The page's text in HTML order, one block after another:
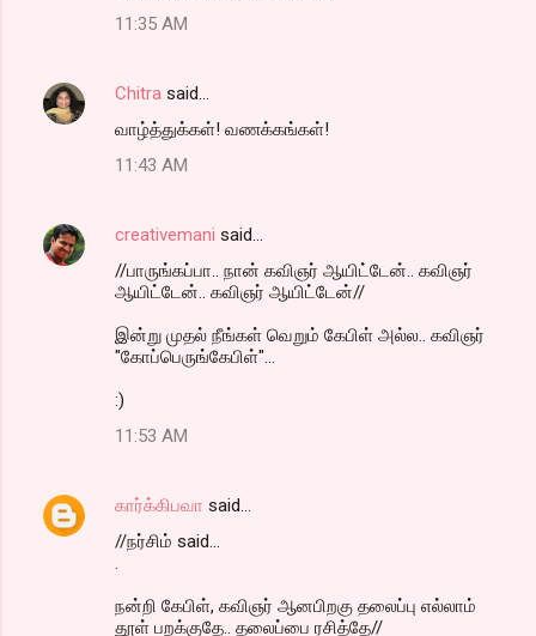
11:35 AM
Chitra said…
வாழ்த்துக்கள்! வணக்கங்கள்!
11:43 AM
creativemani said…
//பாருங்கப்பா.. நான் கவிஞர் ஆயிட்டேன்.. கவிஞர்
ஆயிட்டேன்.. கவிஞர் ஆயிட்டேன்//
இன்று முதல் நீங்கள் வெறும் கேபிள் அல்ல.. கவிஞர்
"கோப்பெருங்கேபிள்"...
:)
11:53 AM
கார்க்கிபவா said…
//நர்சிம் said...
.
நன்றி கேபிள், கவிஞர் ஆனபிறகு தலைப்பு எல்லாம்
தூள் பறக்குதே.. தலைப்பை ரசித்தே//